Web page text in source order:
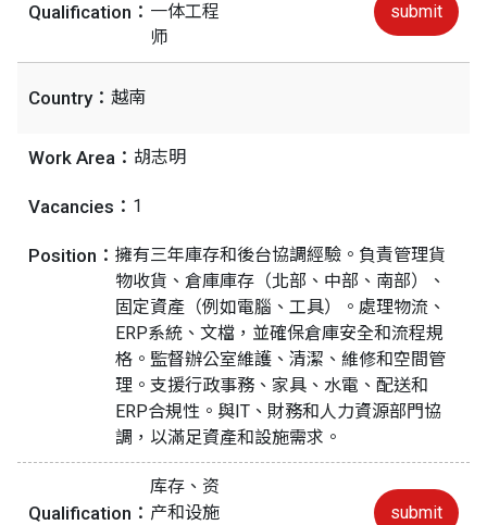
Qualification： 一体工程
师
submit
Country： 越南
Work Area： 胡志明
Vacancies： 1
Position： 擁有三年庫存和後台協調經驗。負責管理貨
物收貨、倉庫庫存（北部、中部、南部）、
固定資產（例如電腦、工具）。處理物流、
ERP系統、文檔，並確保倉庫安全和流程規
格。監督辦公室維護、清潔、維修和空間管
理。支援行政事務、家具、水電、配送和
ERP合規性。與IT、財務和人力資源部門協
調，以滿足資產和設施需求。
Qualification：
库存、资
产和设施
submit